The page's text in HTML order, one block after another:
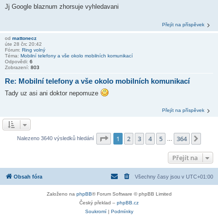
Jj Google blaznum zhorsuje vyhledavani
Přejít na příspěvek
od mattonecz
úte 28 črc 20:42
Fórum: Ring volný
Téma: Mobilní telefony a vše okolo mobilních komunikací
Odpovědi: 6
Zobrazení: 803
Re: Mobilní telefony a vše okolo mobilních komunikací
Tady uz asi ani doktor nepomuze
Přejít na příspěvek
Nalezeno 3640 výsledků hledání Stránka z 364
1 2 3 4 5 364
Přejít na
Obsah fóra Všechny časy jsou v UTC+01:00
Založeno na phpBB® Forum Software © phpBB Limited
Český překlad – phpBB.cz
Soukromí| Podmínky